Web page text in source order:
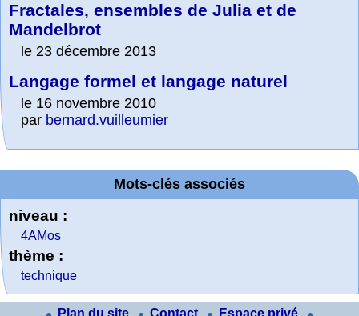
Fractales, ensembles de Julia et de
Mandelbrot
le 23 décembre 2013
Langage formel et langage naturel
le 16 novembre 2010
par bernard.vuilleumier
Mots-clés associés
niveau :
4AMos
thème :
technique